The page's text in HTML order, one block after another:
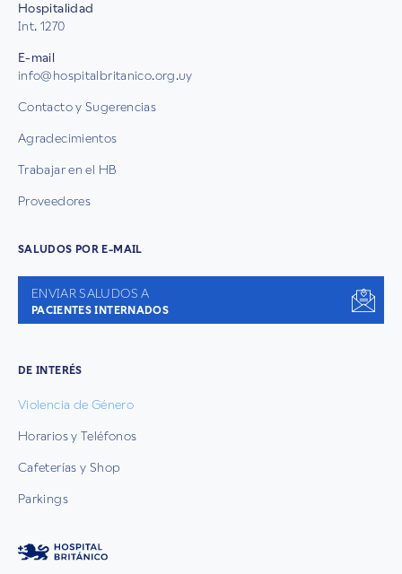
Hospitalidad
Int. 1270
E-mail
info@hospitalbritanico.org.uy
Contacto y Sugerencias
Agradecimientos
Trabajar en el HB
Proveedores
SALUDOS POR E-MAIL
ENVIAR SALUDOS A
PACIENTES INTERNADOS
DE INTERÉS
Violencia de Género
Horarios y Teléfonos
Cafeterías y Shop
Parkings